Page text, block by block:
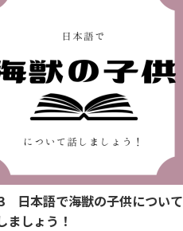
日本語で海獣の子供について
ましょう！